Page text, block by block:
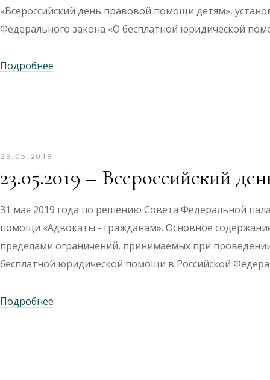
«Всероссийский день правовой помощи детям»,
Федерального закона «О бесплатной юридической
Подробнее
23.05.2019
23.05.2019 – Всероссийский
31 мая 2019 года по решению Совета Федеральной
помощи «Адвокаты - гражданам». Основное
пределами ограничений, принимаемых при
бесплатной юридической помощи в Российской
Подробнее